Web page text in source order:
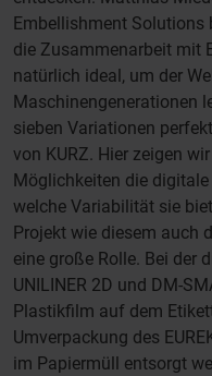
Embellishment Solutions
die Zusammenarbeit mit
natürlich ideal, um der
Maschinengenerationen
sieben Variationen
von KURZ. Hier zeigen
Möglichkeiten die
welche Variabilität sie
Projekt wie diesem auch
eine große Rolle. Bei der
UNILINER 2D und DM-
Plastikfilm auf dem
Umverpackung des
im Papiermüll entsorgt